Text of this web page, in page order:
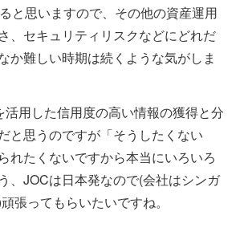
と思いますので、その他の資産運用
、セキュリティリスクなどにどれだ
か難しい時期は続くような気がしま
用した信用度の高い情報の獲得と分
と思うのですが「そうしたくない
れたくないですから本当にいろいろ
、JOCは日本発なので(会社はシンガ
張ってもらいたいですね。